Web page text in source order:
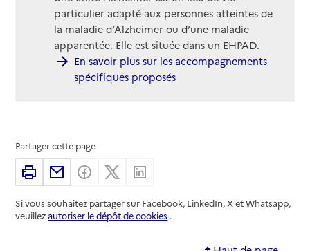
particulier adapté aux personnes atteintes de
la maladie d’Alzheimer ou d’une maladie
apparentée. Elle est située dans un EHPAD.
En savoir plus sur les accompagnements
spécifiques proposés
Partager cette page
ImprimerPartager par email
Partager sur Facebook
Partager sur X
Si vous souhaitez partager sur Facebook, LinkedIn, X et Whatsapp,
veuillezautoriser le dépôt de cookies .